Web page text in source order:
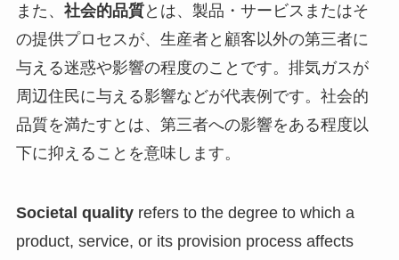
また、 社会的品質とは、製品・サービスまたはそ
の提供プロセスが、生産者と顧客以外の第三者に
与える迷惑や影響の程度のことです。排気ガスが
周辺住民に与える影響などが代表例です。社会的
品質を満たすとは、第三者への影響をある程度以
下に抑えることを意味します。
Societal qualityrefers to the degree to which a
product, service, or its provision process affects